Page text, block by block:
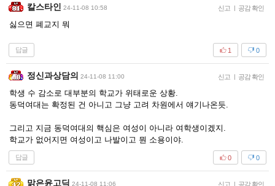
칼스타인 24-11-08 10:58 신고 | 공감 확인
싫으면 폐교지 뭐
답글 0
1
정신과상담의 24-11-08 11:00 신고 | 공감 확인
학생 수 감소로 대부분의 학교가 위태로운 상황.
동덕여대는 확정된 건 아니고 그냥 고려 차원에서 얘기나온듯.
그리고 지금 동덕여대의 핵심은 여성이 아니라 여학생이겠지.
학교가 없어지면 여성이고 나발이고 뭔 소용이야.
답글 0
0
맑은윤고딕 24-11-08 11:06 신고 | 공감 확인